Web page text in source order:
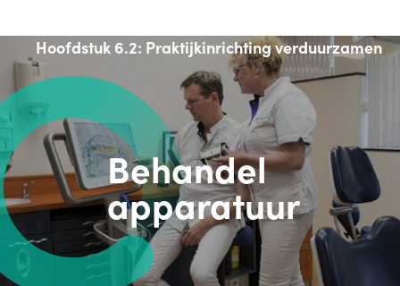
Hoofdstuk 6.2: Praktijkinrichting verduurzamen
Behandel
apparatuur